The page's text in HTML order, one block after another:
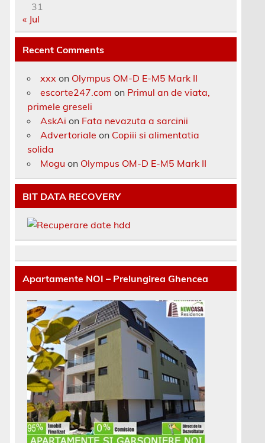
31
« Jul
Recent Comments
xxx on Olympus OM-D E-M5 Mark II
escorte247.com on Primul an de viata,
primele greseli
AskAi on Fata nevazuta a sarcinii
Advertoriale on Copiii si alimentatia
solida
Mogu on Olympus OM-D E-M5 Mark II
BIT DATA RECOVERY
Apartamente NOI – Prelungirea Ghencea